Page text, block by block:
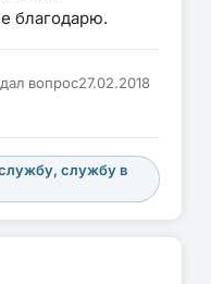
благодарю.
вопрос27.02.2018
службу в